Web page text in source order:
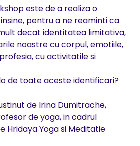
este de a realiza o
pentru a ne reaminti ca
decat identitatea limitativa,
noastre cu corpul, emotiile,
cu activitatile si
de toate aceste identificari?
de Irina Dumitrache,
de yoga, in cadrul
Hridaya Yoga si Meditatie